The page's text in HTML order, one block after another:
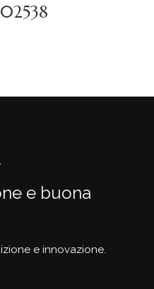
e buona
e innovazione.